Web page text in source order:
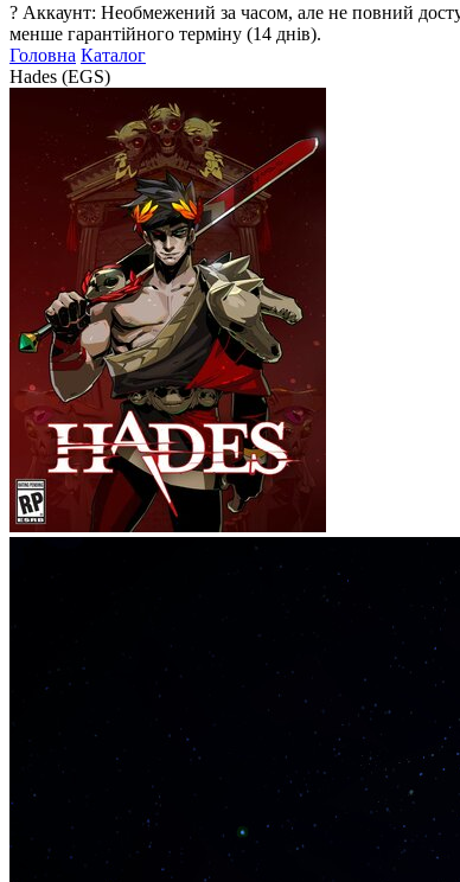
? Аккаунт: Необмежений за часом, але не повний
менше гарантійного терміну (14 днів).
Головна Каталог
Hades (EGS)